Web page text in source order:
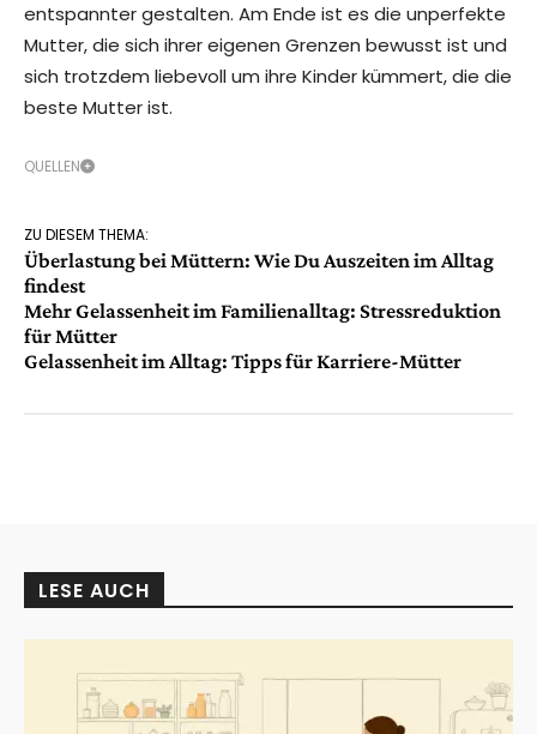
entspannter gestalten. Am Ende ist es die unperfekte
Mutter, die sich ihrer eigenen Grenzen bewusst ist und
sich trotzdem liebevoll um ihre Kinder kümmert, die die
beste Mutter ist.
QUELLEN
ZU DIESEM THEMA:
Überlastung bei Müttern: Wie Du Auszeiten im Alltag
findest
Mehr Gelassenheit im Familienalltag: Stressreduktion
für Mütter
Gelassenheit im Alltag: Tipps für Karriere-Mütter
LESE AUCH